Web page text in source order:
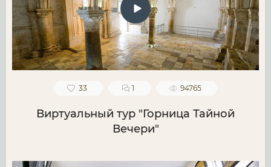
33 1 94765
Виртуальный тур "Горница Тайной
Вечери"